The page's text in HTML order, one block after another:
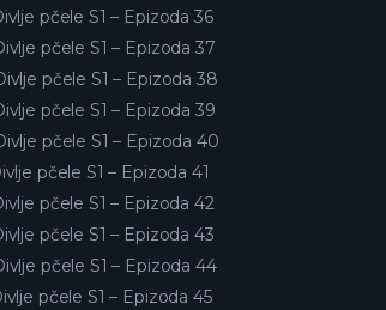
pčele S1 – Epizoda 36
pčele S1 – Epizoda 37
pčele S1 – Epizoda 38
pčele S1 – Epizoda 39
pčele S1 – Epizoda 40
pčele S1 – Epizoda 41
pčele S1 – Epizoda 42
pčele S1 – Epizoda 43
pčele S1 – Epizoda 44
pčele S1 – Epizoda 45